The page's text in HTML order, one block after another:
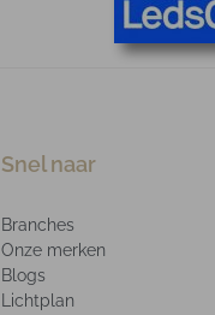
Snel naar
Branches
Onze merken
Blogs
Lichtplan